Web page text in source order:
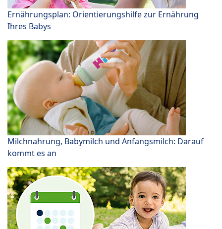
Ernährungsplan: Orientierungshilfe zur Ernährung
Ihres Babys
Milchnahrung, Babymilch und Anfangsmilch: Darauf
kommt es an